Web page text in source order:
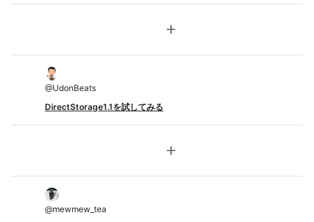
add
@UdonBeats
DirectStorage1.1を試してみる
add
@mewmew_tea